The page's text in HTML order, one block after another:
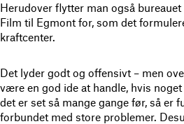
Herudover flytter man også
Film til Egmont for, som det
kraftcenter.
Det lyder godt og offensivt – men
være en god ide at handle, hvis
det er set så mange gange før, så er
forbundet med store problemer.